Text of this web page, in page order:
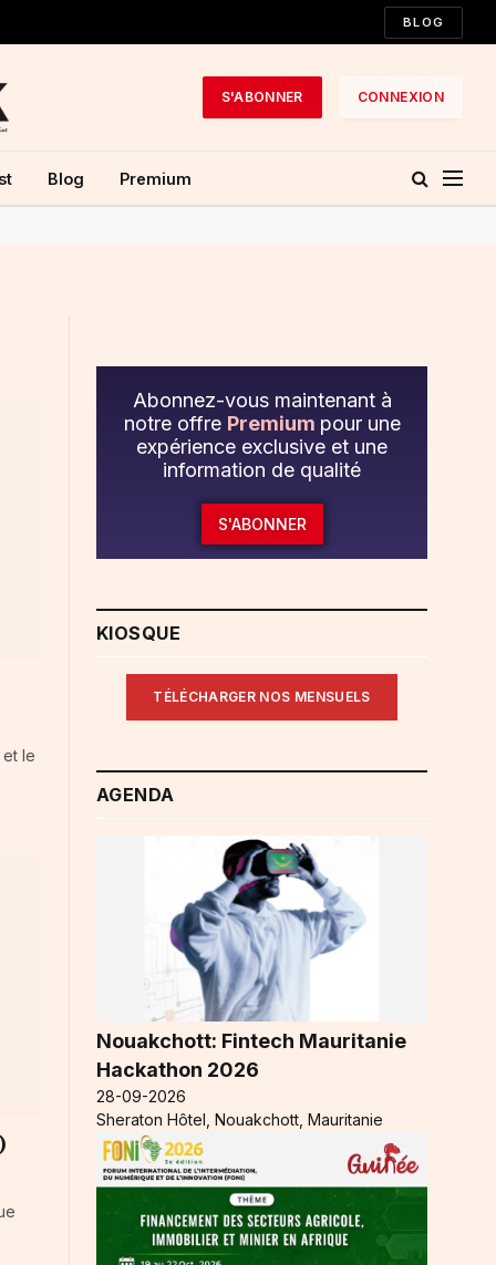
BLOG
S'ABONNER CONNEXION
Blog Premium
et le
Abonnez-vous maintenant à
notre offre Premium pour une
expérience exclusive et une
information de qualité
S'ABONNER
KIOSQUE
TÉLÉCHARGER NOS MENSUELS
AGENDA
Nouakchott: Fintech Mauritanie
Hackathon 2026
28-09-2026
Sheraton Hôtel, Nouakchott, Mauritanie